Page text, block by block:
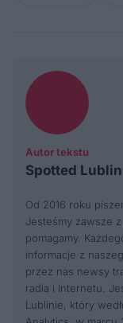
Autor tekstu
Spotted Lublin
Od 2016 roku
Jesteśmy zawsze
pomagamy.
informacje z
przez nas newsy
radia i Internetu.
Lublinie, który